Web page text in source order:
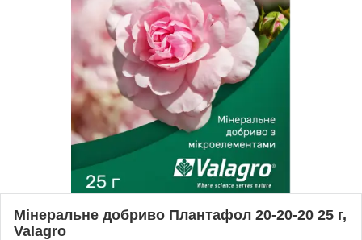
Мінеральне добриво Плантафол 20-20-20 25 г,
Valagro